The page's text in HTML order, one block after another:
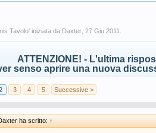
Tavolo' iniziata da Daxter 27 Giu 2011
ATTENZIONE! - L'ultima
senso aprire una nuova
3 4 5 Successive >
ha scritto: ↑